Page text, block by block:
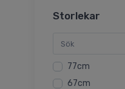
Storlekar
77cm
67cm